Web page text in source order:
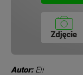
Zdjęcie
Autor: Eli